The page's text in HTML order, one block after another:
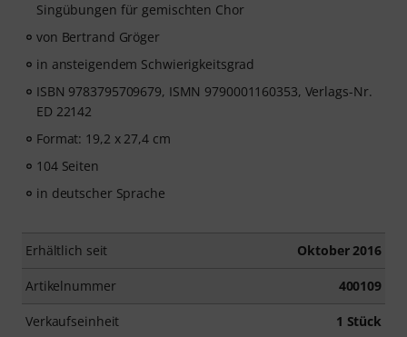
Singübungen für gemischten Chor
von Bertrand Gröger
in ansteigendem Schwierigkeitsgrad
ISBN 9783795709679, ISMN 9790001160353, Verlags-Nr.
ED 22142
Format: 19,2 x 27,4 cm
104 Seiten
in deutscher Sprache
Erhältlich seit Oktober 2016
Artikelnummer 400109
Verkaufseinheit 1 Stück